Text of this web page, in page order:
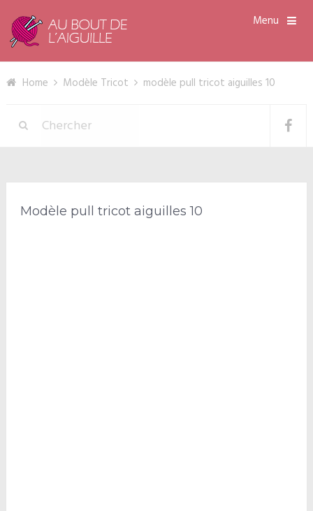
Menu
Home Modèle Tricot modèle pull tricot aiguilles 10
Modèle pull tricot aiguilles 10